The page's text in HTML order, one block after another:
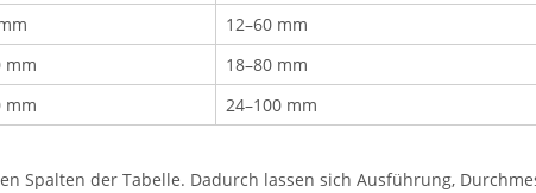
12–60 mm
mm 18–80 mm
mm 24–100 mm
Spalten der Tabelle. Dadurch lassen sich Ausführung,